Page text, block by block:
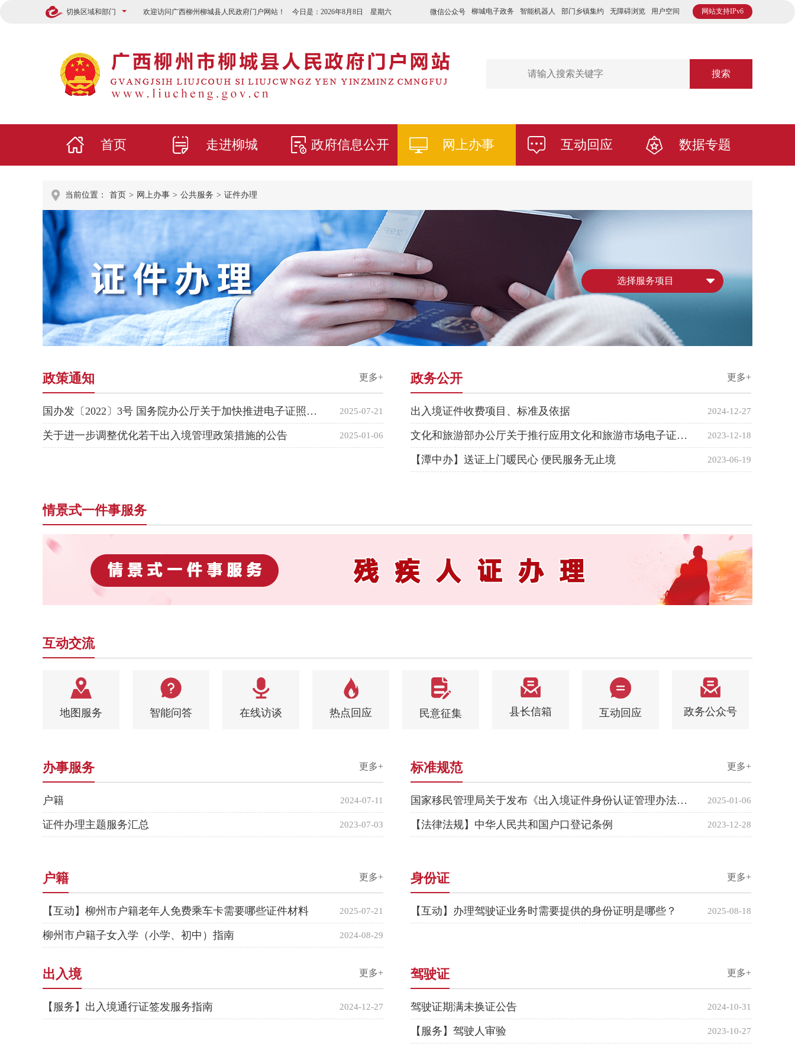
切换区域和部门 网站支持IPv6
微信公众号 柳城电子政务 智能机器人 部门乡镇集约 无障碍浏览 用户空间
欢迎访问广西柳州柳城县人民政府门户网站！ 今日是： 2026年8月8日 星期六
搜索
首页 走进柳城 政府信息公开 网上办事 互动回应 数据专题
当前位置： 首页 > 网上办事 > 公共服务 > 证件办理
选择服务项目
政策通知 更多+
国办发〔2022〕3号 国务院办公厅关于加快推进电子证照扩大应用领域和全国互通互认的意见 2025-07-21
关于进一步调整优化若干出入境管理政策措施的公告 2025-01-06
政务公开 更多+
出入境证件收费项目、标准及依据 2024-12-27
文化和旅游部办公厅关于推行应用文化和旅游市场电子证照的通知 2023-12-18
【潭中办】送证上门暖民心 便民服务无止境 2023-06-19
情景式一件事服务
互动交流
地图服务 智能问答 在线访谈 热点回应 民意征集 县长信箱 互动回应 政务公众号
办事服务 更多+
户籍 2024-07-11
证件办理主题服务汇总 2023-07-03
标准规范 更多+
国家移民管理局关于发布《出入境证件身份认证管理办法（试行）》的公告 2025-01-06
【法律法规】中华人民共和国户口登记条例 2023-12-28
户籍 更多+
【互动】柳州市户籍老年人免费乘车卡需要哪些证件材料 2025-07-21
柳州市户籍子女入学（小学、初中）指南 2024-08-29
身份证 更多+
【互动】办理驾驶证业务时需要提供的身份证明是哪些？ 2025-08-18
出入境 更多+
【服务】出入境通行证签发服务指南 2024-12-27
驾驶证 更多+
驾驶证期满未换证公告 2024-10-31
【服务】驾驶人审验 2023-10-27